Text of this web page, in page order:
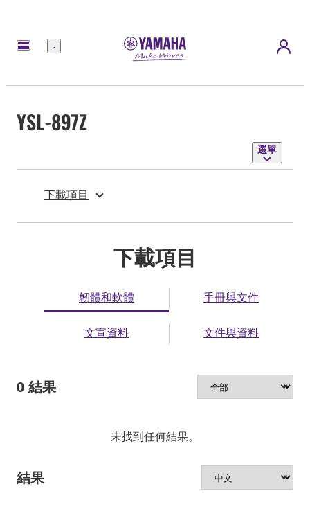
選
YSL-897Z
選單
下載項目
下載項目
韌體和軟體 手冊與文件
文宣資料 文件與資料
0 結果
未找到任何結果。
結果